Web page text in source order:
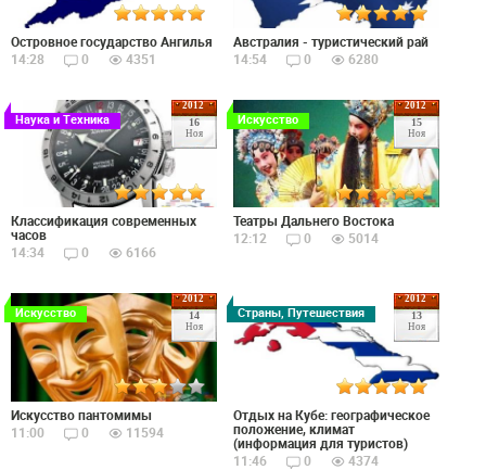
Островное государство Ангилья
14:28
0 4351
Австралия - туристический рай
14:54
0 6280
2012
16
Ноя
Наука и Техника
Классификация современных
часов
14:34
0 6166
2012
15
Ноя
Искусство
Театры Дальнего Востока
12:12
0 5014
2012
14
Ноя
Искусство
Искусство пантомимы
11:00
0 11594
2012
13
Ноя
Страны, Путешествия
Отдых на Кубе: географическое
положение, климат
(информация для туристов)
11:46
0 4374